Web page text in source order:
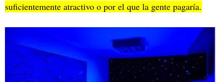
suficientemente atractivo o por el que la gente pagaría.